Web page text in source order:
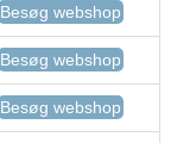
Besøg webshop
Besøg webshop
Besøg webshop